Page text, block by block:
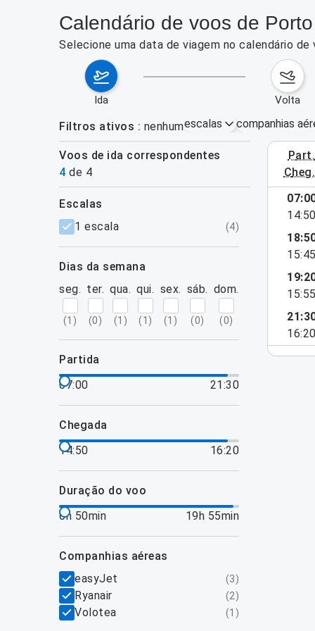
Calendário de voos de
Selecione uma data de viagem no calendário
ida volta
Filtros ativos nenhumescalas companhias
Voos de ida correspondentes
4 de 4
part.
cheg.
3–9 de
filtros
escalas
1 escala
(4)
dias da semana
seg.
(1 )
ter.
(0)
qua.
(1 )
qui.
(1 )
sex.
(1 )
sáb.
(0)
dom.
(0)
partida
07:00
21:30
chegada
14:50
16:20
duração do voo
6h 50min
19h 55min
companhias aéreas
easyJet
(3)
Ryanair (2)
Volotea (1 )